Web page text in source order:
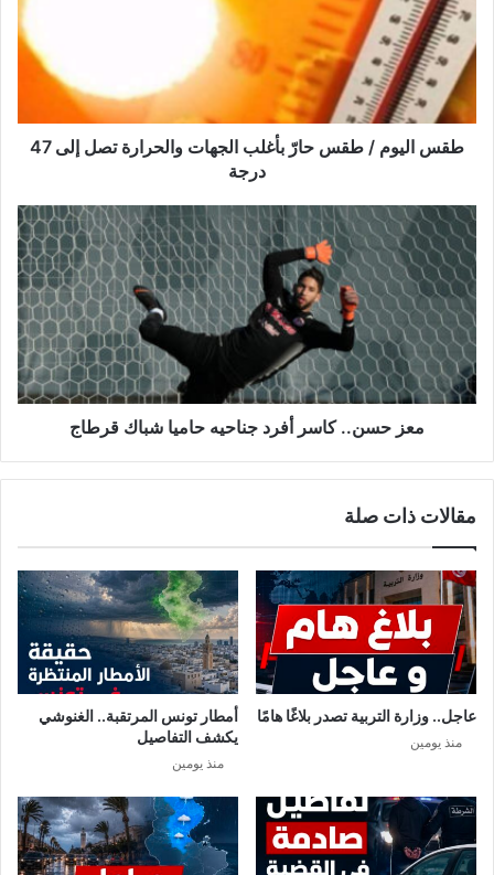
ي
و
/
ح
ا
رّ
ب
أ
غ
ل
ب
ا
ه
ت
ل
ح
ر
ا
ر
ة
ت
إ
ل
ى
4
طقس اليوم / طقس حارّ بأغلب الجهات والحرارة تصل إلى 47
درجة
م
ع
ز
ح
س
ن
.
ك
ف
ج
ن
ا
ح
ي
ح
ي
ا
ش
معز حسن.. كاسر أفرد جناحيه حاميا شباك قرطاج
مقالات ذات صلة
عاجل.. وزارة التربية تصدر بلاغًا هامًا
منذ يومين
أمطار تونس المرتقبة.. الغنوشي
يكشف التفاصيل
منذ يومين